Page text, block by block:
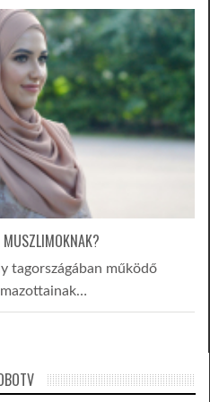
MUSZLIMOKNAK?
tagországában működő